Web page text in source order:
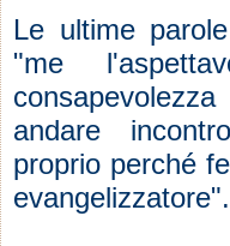
Le ultime
"me
andare
proprio perché
evangelizzatore".